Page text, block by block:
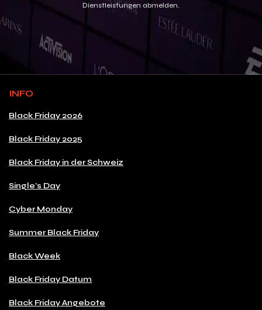
Dienstleistungen abmelden.
INFO
Black Friday 2026
Black Friday 2025
Black Friday in der Schweiz
Single's Day
Cyber Monday
Summer Black Friday
Black Week
Black Friday Datum
Black Friday Angebote